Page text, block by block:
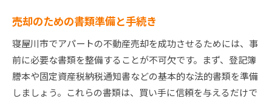
売却のための書類準備と手続き
寝屋川市でアパートの不動産売却を成功させるためには、事
前に必要な書類を整備することが不可欠です。まず、登記簿
謄本や固定資産税納税通知書などの基本的な法的書類を準備
しましょう。これらの書類は、買い手に信頼を与えるだけで